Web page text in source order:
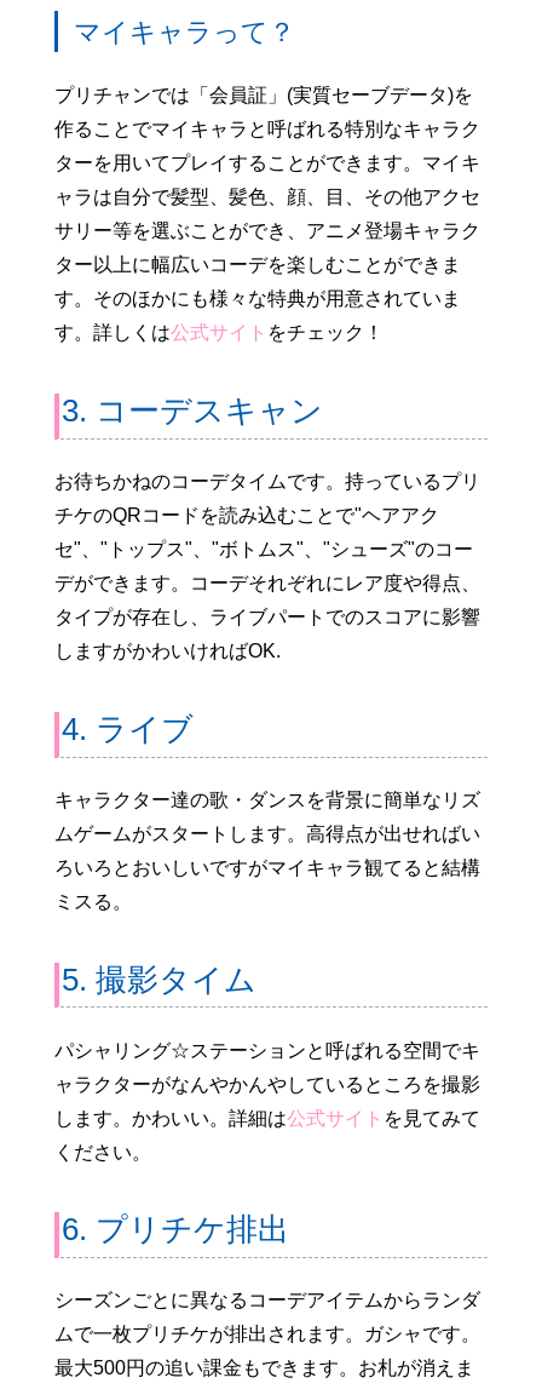
マイキャラって？
プリチャンでは「会員証」(実質セーブデータ)を
作ることでマイキャラと呼ばれる特別なキャラク
ターを用いてプレイすることができます。マイキ
ャラは自分で髪型、髪色、顔、目、その他アクセ
サリー等を選ぶことができ、アニメ登場キャラク
ター以上に幅広いコーデを楽しむことができま
す。そのほかにも様々な特典が用意されていま
す。詳しくは公式サイト をチェック！
3. コーデスキャン
お待ちかねのコーデタイムです。持っているプリ
チケのQRコードを読み込むことで"ヘアアク
セ"、"トップス"、"ボトムス"、"シューズ"のコー
デができます。コーデそれぞれにレア度や得点、
タイプが存在し、ライブパートでのスコアに影響
しますがかわいければOK.
4. ライブ
キャラクター達の歌・ダンスを背景に簡単なリズ
ムゲームがスタートします。高得点が出せればい
ろいろとおいしいですがマイキャラ観てると結構
ミスる。
5. 撮影タイム
パシャリング☆ステーションと呼ばれる空間でキ
ャラクターがなんやかんやしているところを撮影
します。かわいい。詳細は公式サイト を見てみて
ください。
6. プリチケ排出
シーズンごとに異なるコーデアイテムからランダ
ムで一枚プリチケが排出されます。ガシャです。
最大500円の追い課金もできます。お札が消えま